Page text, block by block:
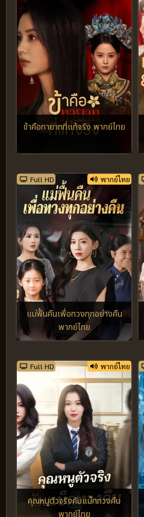
ข้าคือทายาทที่แท้จริง พากย์ไทย
Full HD พากย์ไทย
แม่ฟื้นคืนเพื่อทวงทุกอย่างคืน
พากย์ไทย
Full HD พากย์ไทย
คุณหนูตัวจริงคัมแบ็กทวงคืน
พากย์ไทย